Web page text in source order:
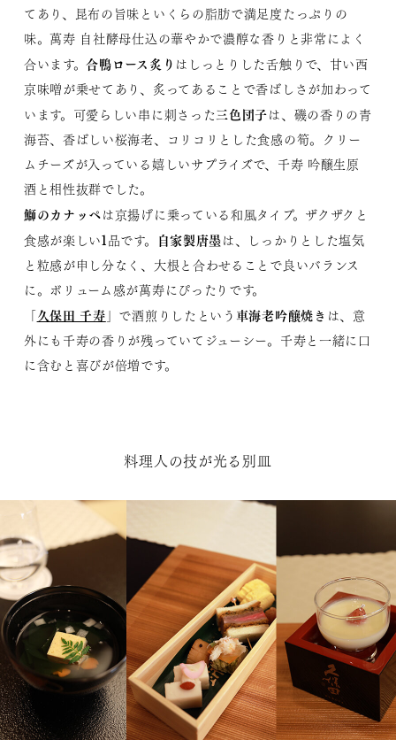
てあり、昆布の旨味といくらの脂肪で満足度たっぷりの
味。萬寿 自社酵母仕込の華やかで濃醇な香りと非常によく
合います。合鴨ロース炙り はしっとりした舌触りで、甘い西
京味噌が乗せてあり、炙ってあることで香ばしさが加わって
います。可愛らしい串に刺さった三色団子は、磯の香りの青
海苔、香ばしい桜海老、コリコリとした食感の筍。クリー
ムチーズが入っている嬉しいサプライズで、千寿 吟醸生原
酒と相性抜群でした。
鰤のカナッペは京揚げに乗っている和風タイプ。ザクザクと
食感が楽しい1品です。
自家製唐墨は、しっかりとした塩気
と粒感が申し分なく、大根と合わせることで良いバランス
に。ボリューム感が萬寿にぴったりです。
「久保田 千寿 」で酒煎りしたという 車海老吟醸焼き は、意
外にも千寿の香りが残っていてジューシー。千寿と一緒に口
に含むと喜びが倍増です。
料理人の技が光る別皿